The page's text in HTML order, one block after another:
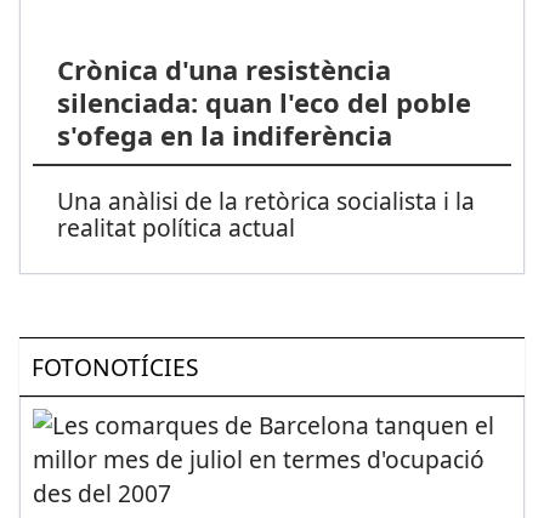
Crònica d'una resistència
silenciada: quan l'eco del poble
s'ofega en la indiferència
Una anàlisi de la retòrica socialista i la
realitat política actual
FOTONOTÍCIES